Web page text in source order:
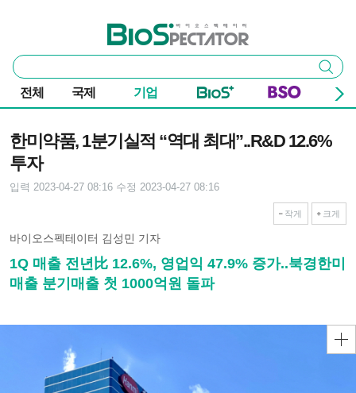
바이오스펙테이터
통
합
검
색
검색
전체 국제 기업
한미약품, 1분기실적 “역대 최대”..R&D 12.6%
투자
입력 2023-04-27 08:16 수정 2023-04-27 08:16
작게 크게
바이오스펙테이터 김성민 기자
1Q 매출 전년比 12.6%, 영업익 47.9% 증가..북경한미
매출 분기매출 첫 1000억원 돌파